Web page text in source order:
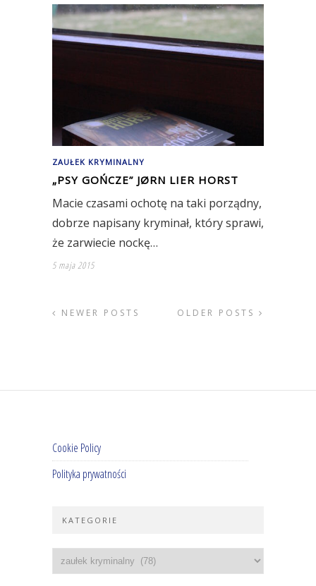
ZAUŁEK KRYMINALNY
„PSY GOŃCZE” JØRN LIER HORST
Macie czasami ochotę na taki porządny,
dobrze napisany kryminał, który sprawi,
że zarwiecie nockę…
5 maja 2015
OLDER POSTS
NEWER POSTS
Cookie Policy
Polityka prywatności
KATEGORIE